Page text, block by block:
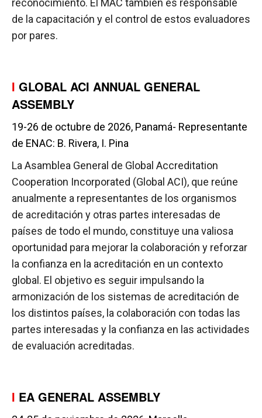
reconocimiento. El MAC también es responsable
de la capacitación y el control de estos evaluadores
por pares.
I GLOBAL ACI ANNUAL GENERAL
ASSEMBLY
19-26 de octubre de 2026, Panamá- Representante
de ENAC: B. Rivera, I. Pina
La Asamblea General de Global Accreditation
Cooperation Incorporated (Global ACI), que reúne
anualmente a representantes de los organismos
de acreditación y otras partes interesadas de
países de todo el mundo, constituye una valiosa
oportunidad para mejorar la colaboración y reforzar
la confianza en la acreditación en un contexto
global. El objetivo es seguir impulsando la
armonización de los sistemas de acreditación de
los distintos países, la colaboración con todas las
partes interesadas y la confianza en las actividades
de evaluación acreditadas.
I EA GENERAL ASSEMBLY